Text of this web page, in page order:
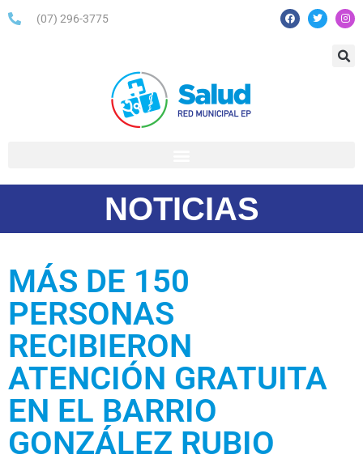
(07) 296-3775
NOTICIAS
MÁS DE 150
PERSONAS
RECIBIERON
ATENCIÓN GRATUITA
EN EL BARRIO
GONZÁLEZ RUBIO